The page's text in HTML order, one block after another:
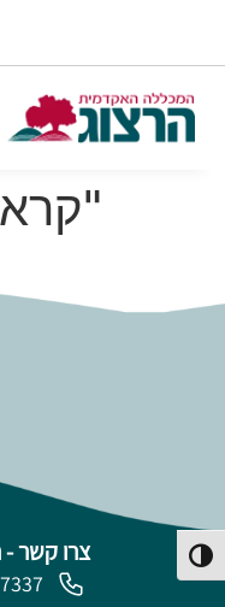
הפעל/כבה ניגודיות גבוהה
צרו קשר -